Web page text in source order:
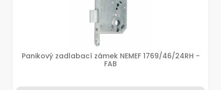
Panikový zadlabací zámek NEMEF 1769/46/24RH -
FAB